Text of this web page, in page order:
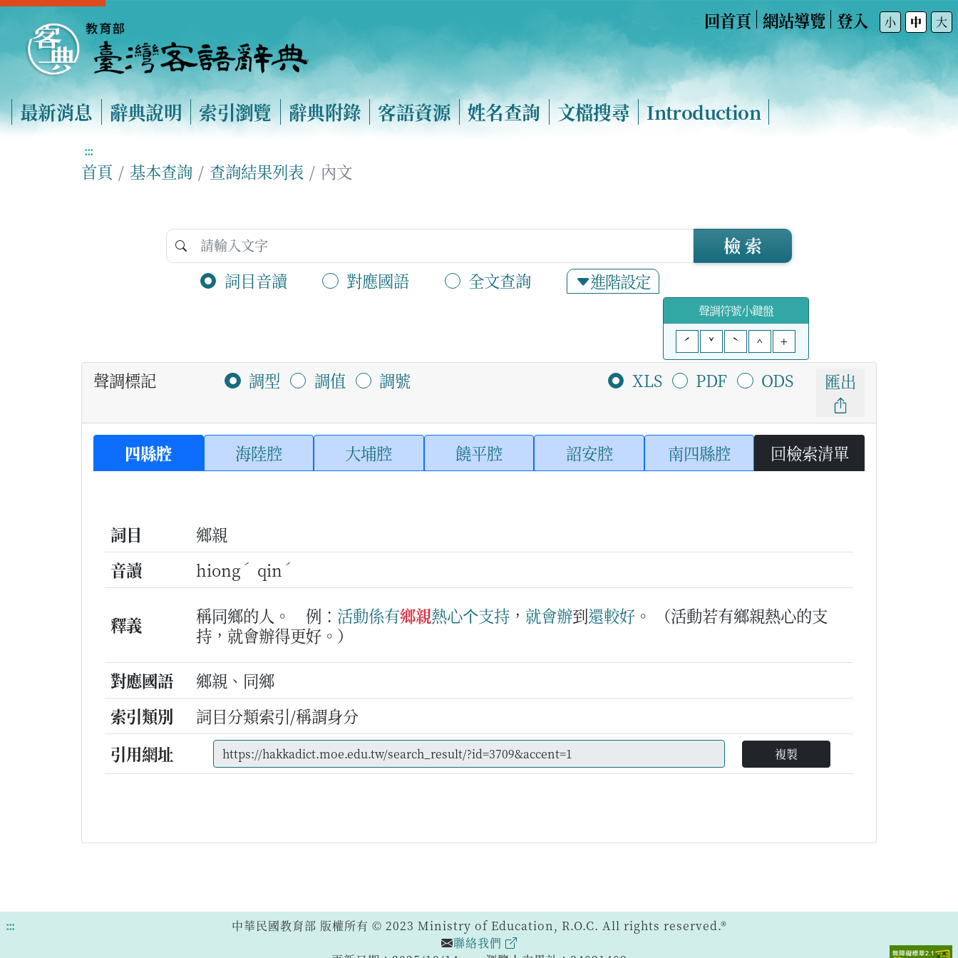
回首頁 網站導覽 登入 小 中 大
最新消息 辭典說明 索引瀏覽 辭典附錄 客語資源 姓名查詢 文檔搜尋 Introduction
:::
首頁 基本查詢 查詢結果列表 內文
詞目音讀 對應國語 全文查詢 進階設定
檢 索
聲調符號小鍵盤
ˊ
ˇ ˋ ^ +
聲調標記 調型 調值 調號 XLS PDF ODS 匯出
四縣腔 海陸腔 大埔腔 饒平腔 詔安腔 南四縣腔 回檢索清單
詞目
鄉親
音讀
hiong ˊ qin ˊ
釋義 稱同鄉的人。 例： 活動係有鄉親熱心个支持 ， 就會辦到還較好 。
（活動若有鄉親熱心的支
持，就會辦得更好。）
對應國語
鄉親、同鄉
索引類別
詞目分類索引/稱謂身分
引用網址
複製
:::
中華民國教育部 版權所有 © 2023 Ministry of Education, R.O.C. All rights reserved.®
聯絡我們